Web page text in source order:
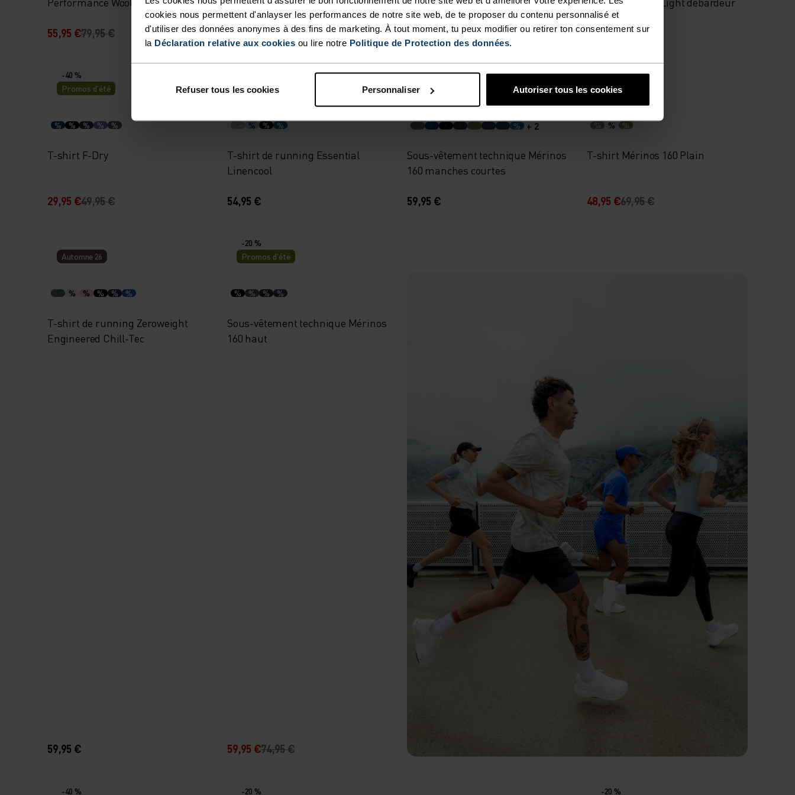
cookies nous permettent d'anlayser les performances de notre site web, de te proposer du contenu personnalisé et
d'utiliser des données anonymes à des fins de marketing. À tout moment, tu peux modifier ou retirer ton consentement sur
la Déclaration relative aux cookies ou lire notre Politique de Protection des données.
Refuser tous les cookies Personnaliser Autoriser tous les cookies
55,95 €79,95 € 195,95 €279,95 € 54,95 € 27,95 €39,95 €
-40 %
Promos d’été
% % % % %
T-shirt F-Dry
29,95 €49,95 €
% % %
T-shirt de running Essential
Linencool
54,95 €
Light
% + 2
Sous-vêtement technique Mérinos
160 manches courtes
59,95 €
-30 %
Promos d’été
% % %
T-shirt Mérinos 160 Plain
48,95 €69,95 €
Automne 26
% % % % %
T-shirt de running Zeroweight
Engineered Chill-Tec
59,95 €
-20 %
Promos d’été
% % % %
Sous-vêtement technique Mérinos
160 haut
59,95 €74,95 €
-40 % -20 % -20 %
T-SHIRT ZEROWEIGHT ENGINEERED